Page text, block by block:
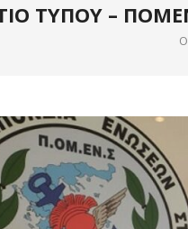
ΤΥΠΟΥ –